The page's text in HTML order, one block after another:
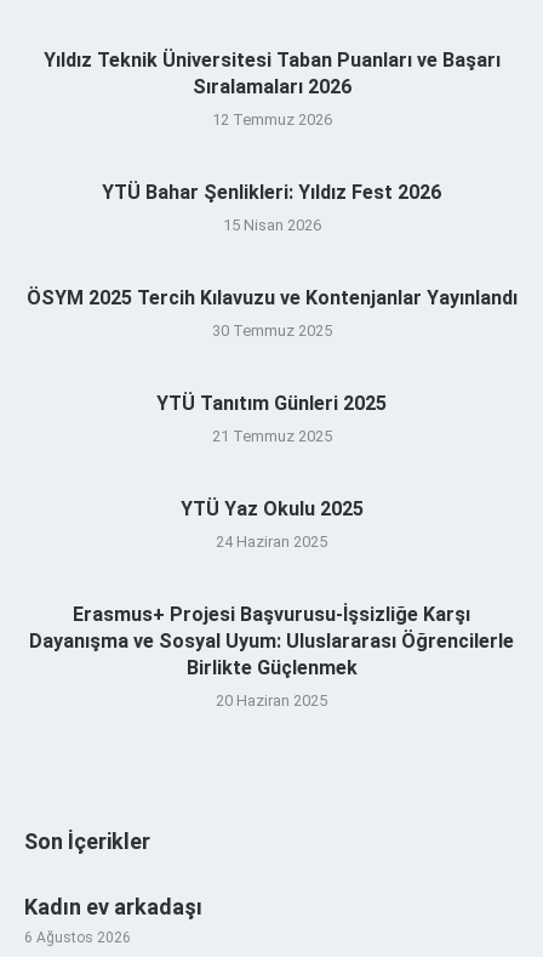
Yıldız Teknik Üniversitesi Taban Puanları ve Başarı
Sıralamaları 2026
12 Temmuz 2026
YTÜ Bahar Şenlikleri: Yıldız Fest 2026
15 Nisan 2026
ÖSYM 2025 Tercih Kılavuzu ve Kontenjanlar Yayınlandı
30 Temmuz 2025
YTÜ Tanıtım Günleri 2025
21 Temmuz 2025
YTÜ Yaz Okulu 2025
24 Haziran 2025
Erasmus+ Projesi Başvurusu-İşsizliğe Karşı
Dayanışma ve Sosyal Uyum: Uluslararası Öğrencilerle
Birlikte Güçlenmek
20 Haziran 2025
Son İçerikler
Kadın ev arkadaşı
6 Ağustos 2026